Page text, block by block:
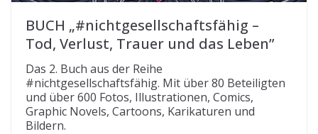
BUCH „#nichtgesellschaftsfähig –
Tod, Verlust, Trauer und das Leben”
Das 2. Buch aus der Reihe
#nichtgesellschaftsfähig. Mit über 80 Beteiligten
und über 600 Fotos, Illustrationen, Comics,
Graphic Novels, Cartoons, Karikaturen und
Bildern.